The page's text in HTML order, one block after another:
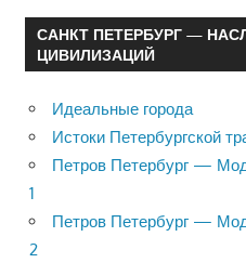
САНКТ ПЕТЕРБУРГ —
ЦИВИЛИЗАЦИЙ
Идеальные города
Истоки Петербургской
Петров Петербург —
1
Петров Петербург —
2